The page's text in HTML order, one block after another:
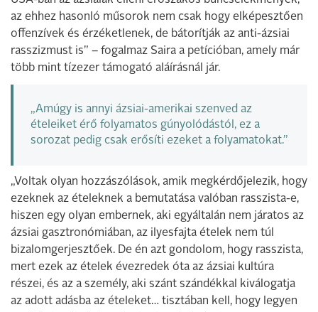
az ehhez hasonló műsorok nem csak hogy elképesztően
offenzívek és érzéketlenek, de bátorítják az anti-ázsiai
rasszizmust is” – fogalmaz Saira a petícióban, amely már
több mint tízezer támogató aláírásnál jár.
„Amúgy is annyi ázsiai-amerikai szenved az
ételeiket érő folyamatos gúnyolódástól, ez a
sorozat pedig csak erősíti ezeket a folyamatokat.”
„Voltak olyan hozzászólások, amik megkérdőjelezik, hogy
ezeknek az ételeknek a bemutatása valóban rasszista-e,
hiszen egy olyan embernek, aki egyáltalán nem járatos az
ázsiai gasztronómiában, az ilyesfajta ételek nem túl
bizalomgerjesztőek. De én azt gondolom, hogy rasszista,
mert ezek az ételek évezredek óta az ázsiai kultúra
részei, és az a személy, aki szánt szándékkal kiválogatja
az adott adásba az ételeket… tisztában kell, hogy legyen